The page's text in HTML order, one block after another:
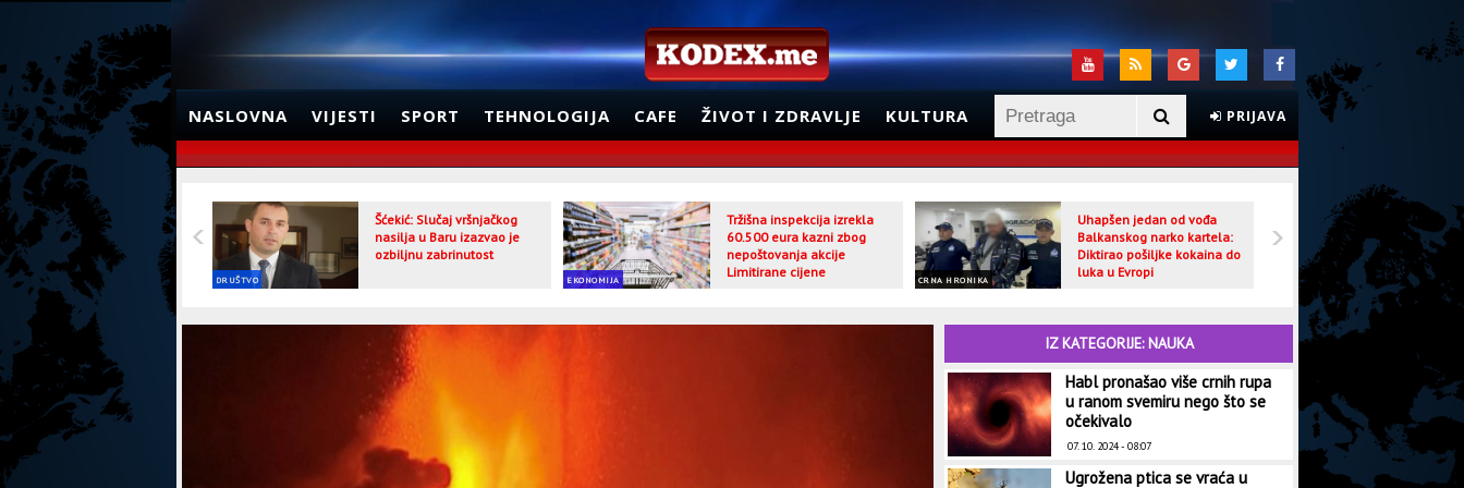
NASLOVNA VIJESTI SPORT TEHNOLOGIJA CAFE ŽIVOT I ZDRAVLJE KULTURA PRIJAVA
DRUŠTVO
Šćekić: Slučaj vršnjačkog
nasilja u Baru izazvao je
ozbiljnu zabrinutost
EKONOMIJA
Tržišna inspekcija izrekla
60.500 eura kazni zbog
nepoštovanja akcije
Limitirane cijene
CRNA HRONIKA
Uhapšen jedan od vođa
Balkanskog narko kartela:
Diktirao pošiljke kokaina do
luka u Evropi
CRNA HRONIKA
IZ KATEGORIJE: NAUKA
Habl pronašao više crnih rupa
u ranom svemiru nego što se
očekivalo
07. 10. 2024 - 08:07
Ugrožena ptica se vraća u